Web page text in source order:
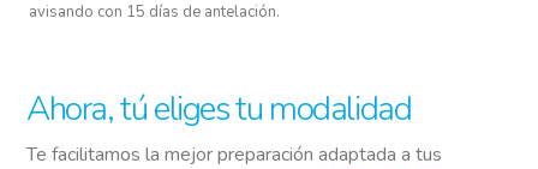
avisando con 15 días de antelación.
Ahora, tú eliges tu modalidad
Te facilitamos la mejor preparación adaptada a tus